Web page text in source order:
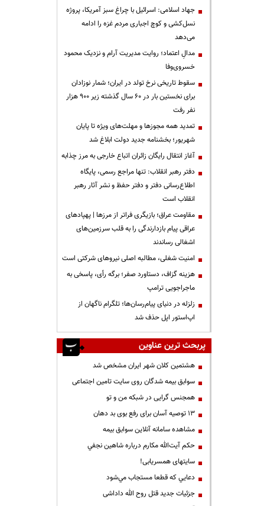
جهاد اسلامی: اسرائیل با چراغ سبز آمریکا، پروژه
نسل‌کشی و کوچ اجباری مردم غزه را ادامه
می‌دهد
مدالِ اعتماد؛ روایت مدیریت آرام و نزدیک محمود
خسروی‌وفا
سقوط تاریخی نرخ تولد در ایران؛ شمار نوزادان
برای نخستین بار در ۶۰ سال گذشته زیر ۹۰۰ هزار
نفر رفت
تمدید همه مجوزها و مهلت‌های ویژه تا پایان
شهریور؛ بخشنامه جدید دولت ابلاغ شد
آغاز انتقال رایگان زائران اتباع خارجی به مرز چذابه
دفتر رهبر انقلاب: تنها مراجع رسمی، پایگاه
اطلاع‌رسانی دفتر و دفتر حفظ و نشر آثار رهبر
انقلاب است
مقاومت عراق؛ بازیگری فراتر از مرزها | پهپادهای
عراقی پیام بازدارندگی را به قلب سرزمین‌های
اشغالی رساندند
‌امنیت شغلی، مطالبه اصلی نیروهای شرکتی است
هزینه گزاف، دستاورد صفر؛ برگه رأی، پاسخی به
ماجراجویی ترامپ
زلزله در دنیای پیام‌رسان‌ها؛ تلگرام ناگهان از
اپ‌استور اپل حذف شد
پربحث ترین عناوین
هشتمین کلان شهر ایران مشخص شد
سوابق بیمه شدگان روی سایت تامین اجتماعی
همجنس گرایی در شبکه من و تو
13 توصیه آسان برای رفع بوی بد دهان
مشاهده سامانه آنلاين سوابق بیمه
حكم آيت‌الله مكارم درباره شاهين نجفي
سایتهای همسریابی!
دعايي كه قطعا مستجاب مي‌شود
جزئیات جدید قتل روح الله داداشی